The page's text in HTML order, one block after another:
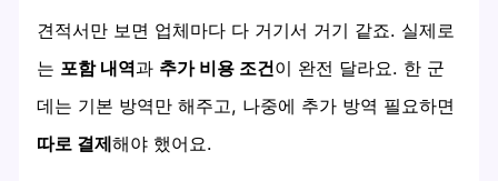
견적서만 보면 업체마다 다 거기서 거기 같죠. 실제로
는 포함 내역과 추가 비용 조건이 완전 달라요. 한 군
데는 기본 방역만 해주고, 나중에 추가 방역 필요하면
따로 결제해야 했어요.